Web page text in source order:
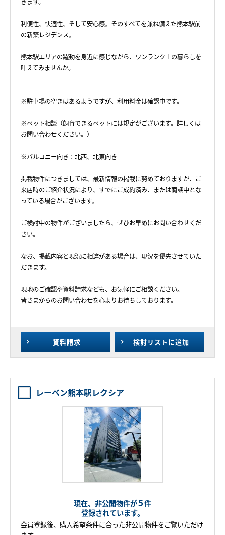
資料請求 検討リストに追加
利便性、快適性、そして安心感。そのすべてを兼ね備えた熊本駅前
の新築レジデンス。
熊本駅エリアの躍動を身近に感じながら、ワンランク上の暮らしを
叶えてみませんか。
※駐車場の空きはあるようですが、利用料金は確認中です。
※ペット相談（飼育できるペットには規定がございます。詳しくは
お問い合わせください。）
※バルコニー向き：北西、北東向き
掲載物件につきましては、最新情報の掲載に努めておりますが、ご
来店時のご紹介状況により、すでにご成約済み、または商談中とな
っている場合がございます。
ご検討中の物件がございましたら、ぜひお早めにお問い合わせくだ
さい。
なお、掲載内容と現況に相違がある場合は、現況を優先させていた
だきます。
現地のご確認や資料請求なども、お気軽にご相談ください。
皆さまからのお問い合わせを心よりお待ちしております。
レーベン熊本駅レクシア
現在、非公開物件が5件
登録されています。
会員登録後、購入希望条件に合った非公開物件をご覧いただけ